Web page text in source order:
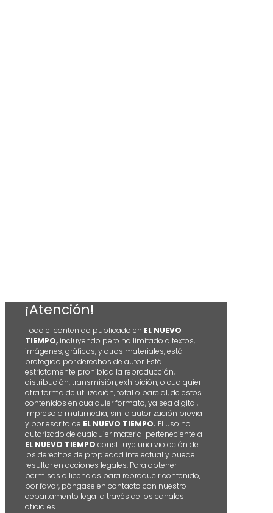
¡Atención!
Todo el contenido publicado en EL NUEVO
TIEMPO, incluyendo pero no limitado a textos,
imágenes, gráficos, y otros materiales, está
protegido por derechos de autor. Está
estrictamente prohibida la reproducción,
distribución, transmisión, exhibición, o cualquier
otra forma de utilización, total o parcial, de estos
contenidos en cualquier formato, ya sea digital,
impreso o multimedia, sin la autorización previa
y por escrito de EL NUEVO TIEMPO. El uso no
autorizado de cualquier material perteneciente a
EL NUEVO TIEMPO constituye una violación de
los derechos de propiedad intelectual y puede
resultar en acciones legales. Para obtener
permisos o licencias para reproducir contenido,
por favor, póngase en contacto con nuestro
departamento legal a través de los canales
oficiales.